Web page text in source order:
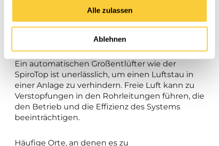
Alle zulassen
Ablehnen
SpiroTop automatischen
Großentlüfter
Ein automatischen Großentlüfter wie der
SpiroTop ist unerlässlich, um einen Luftstau in
einer Anlage zu verhindern. Freie Luft kann zu
Verstopfungen in den Rohrleitungen führen, die
den Betrieb und die Effizienz des Systems
beeinträchtigen.
Häufige Orte, an denen es zu